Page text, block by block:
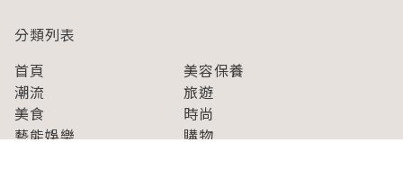
分類列表
首頁
美容保養
潮流
旅遊
美食
時尚
藝能娛樂
購物